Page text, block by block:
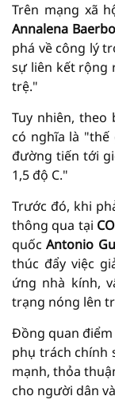
Trên mạng xã
Annalena
phá về công lý
sự liên kết rộng
trệ."
Tuy nhiên,
có nghĩa là
đường tiến tới
1,5 độ C."
Trước đó, khi
thông qua tại
quốcAntonio
thúc đẩy việc
ứng nhà kính,
trạng nóng lên
Đồng quan điểm
phụ trách chính
mạnh, thỏa
cho người dân